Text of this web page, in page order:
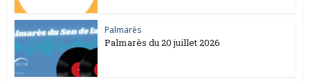
Palmarès
Palmarès du 20 juillet 2026